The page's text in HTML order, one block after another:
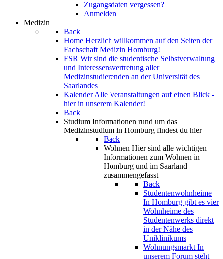
Zugangsdaten vergessen?
Anmelden
Medizin
Back
Home Herzlich willkommen auf den Seiten der
Fachschaft Medizin Homburg!
FSR Wir sind die studentische Selbstverwaltung
und Interessensvertretung aller
Medizinstudierenden an der Universität des
Saarlandes
KalenderAlle Veranstaltungen auf einen Blick -
hier in unserem Kalender!
Back
Studium Informationen rund um das
Medizinstudium in Homburg findest du hier
Back
Wohnen Hier sind alle wichtigen
Informationen zum Wohnen in
Homburg und im Saarland
zusammengefasst
Back
Studentenwohnheime
In Homburg gibt es vier
Wohnheime des
Studentenwerks direkt
in der Nähe des
Uniklinikums
Wohnungsmarkt In
unserem Forum steht